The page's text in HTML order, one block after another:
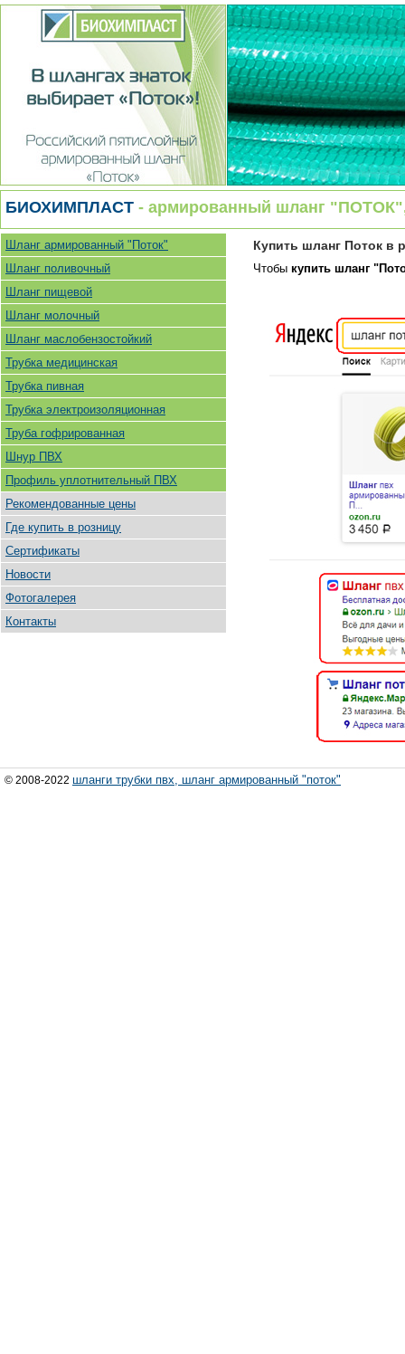
БИОХИМПЛАСТ - армированный шланг
Шланг армированный "Поток"
Шланг поливочный
Шланг пищевой
Шланг молочный
Шланг маслобензостойкий
Трубка медицинская
Трубка пивная
Трубка электроизоляционная
Труба гофрированная
Шнур ПВХ
Профиль уплотнительный ПВХ
Рекомендованные цены
Где купить в розницу
Сертификаты
Новости
Фотогалерея
Контакты
Купить шланг Поток в
Чтобы купить шланг
© 2008-2022 шланги трубки пвх, шланг армированный "поток"